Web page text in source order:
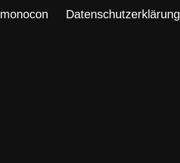
monocon Datenschutzerklärung